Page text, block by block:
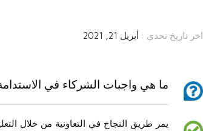
اخر تاريخ تحدي : أبريل 21, 2021
ما هي واجبات الشركاء في الاستدامة
يمر طريق النجاح في التعاونية من خلال